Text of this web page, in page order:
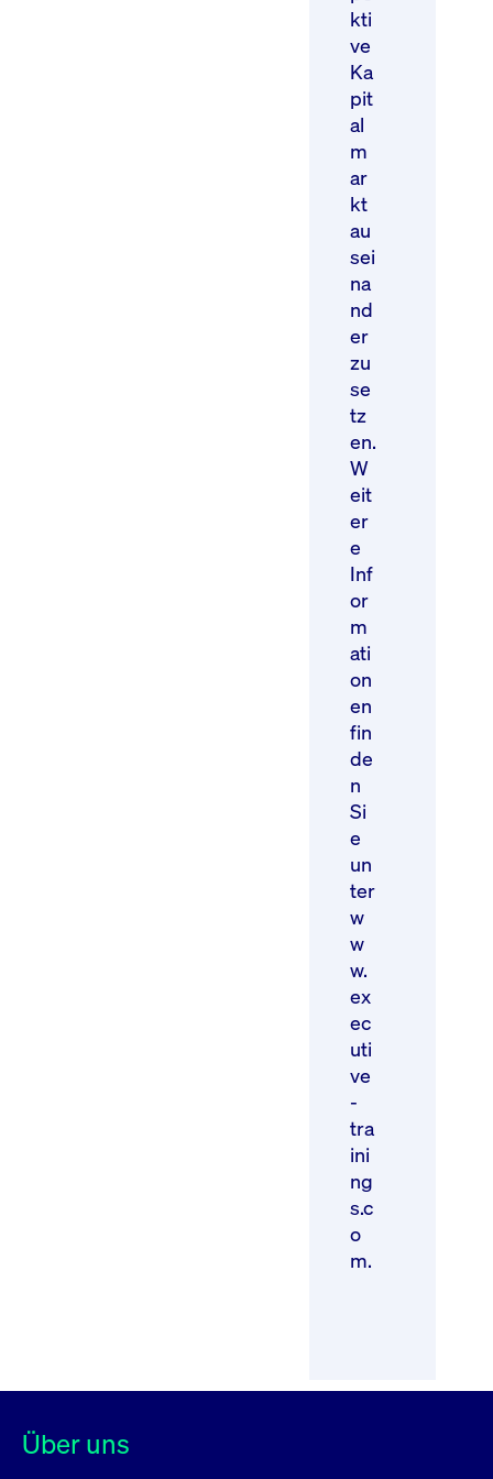
kti
ve
Ka
pit
al
m
ar
kt
au
sei
na
nd
er
zu
se
tz
en.
W
eit
er
e
Inf
or
m
ati
on
en
fin
de
n
Si
e
un
ter
w
w
w.
ex
ec
uti
ve
-
tra
ini
ng
s.c
o
m.
Tätigkeitsbereich
Kontakt
Über uns